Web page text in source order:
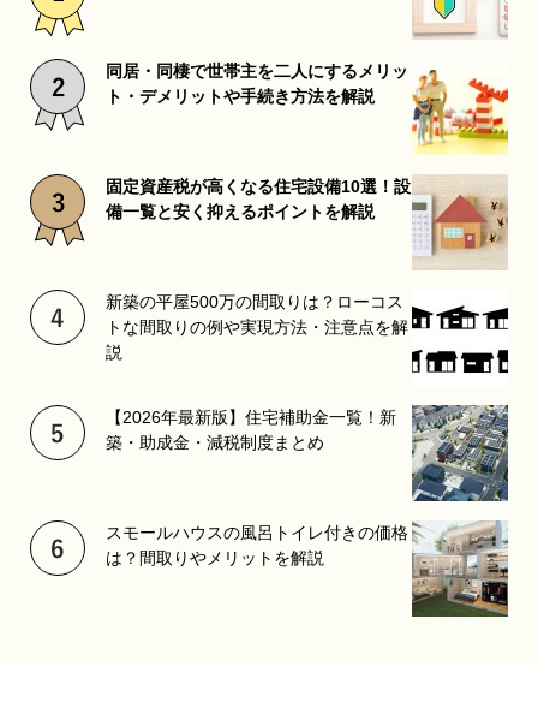
同居・同棲で世帯主を二人にするメリッ
ト・デメリットや手続き方法を解説
固定資産税が高くなる住宅設備10選！設
備一覧と安く抑えるポイントを解説
新築の平屋500万の間取りは？ローコス
トな間取りの例や実現方法・注意点を解
説
【2026年最新版】住宅補助金一覧！新
築・助成金・減税制度まとめ
スモールハウスの風呂トイレ付きの価格
は？間取りやメリットを解説